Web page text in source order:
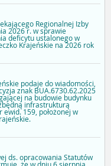
Regionalnej Izby
2026 r. w sprawie
deficytu ustalonego w
Krajeńskie na 2026 rok
podaje do wiadomości,
znak BUA.6730.62.2025
na budowie budynku
infrastrukturą
159, położonej w
ds. opracowania Statutów